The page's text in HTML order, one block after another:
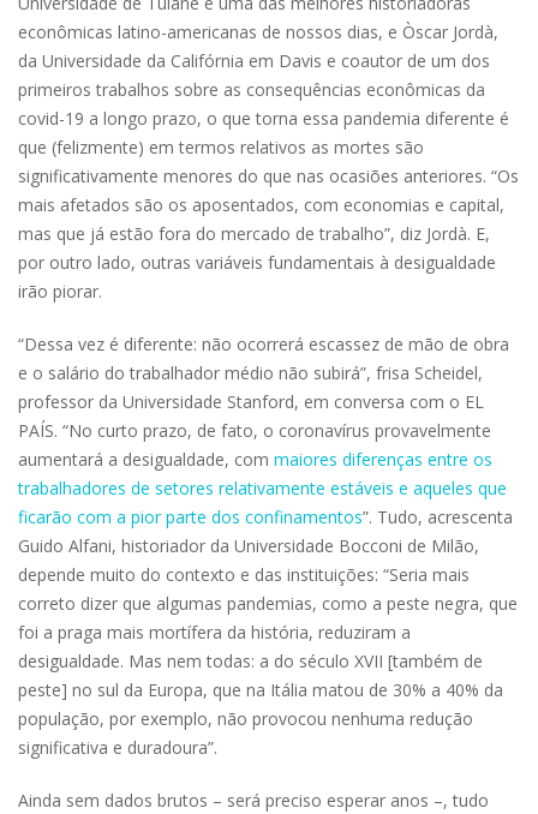
econômicas latino-americanas de nossos dias, e Òscar Jordà,
da Universidade da Califórnia em Davis e coautor de um dos
primeiros trabalhos sobre as consequências econômicas da
covid-19 a longo prazo, o que torna essa pandemia diferente é
que (felizmente) em termos relativos as mortes são
significativamente menores do que nas ocasiões anteriores. “Os
mais afetados são os aposentados, com economias e capital,
mas que já estão fora do mercado de trabalho”, diz Jordà. E,
por outro lado, outras variáveis fundamentais à desigualdade
irão piorar.
“Dessa vez é diferente: não ocorrerá escassez de mão de obra
e o salário do trabalhador médio não subirá”, frisa Scheidel,
professor da Universidade Stanford, em conversa com o EL
PAÍS. “No curto prazo, de fato, o coronavírus provavelmente
aumentará a desigualdade, com maiores diferenças entre os
trabalhadores de setores relativamente estáveis e aqueles que
ficarão com a pior parte dos confinamentos”. Tudo, acrescenta
Guido Alfani, historiador da Universidade Bocconi de Milão,
depende muito do contexto e das instituições: “Seria mais
correto dizer que algumas pandemias, como a peste negra, que
foi a praga mais mortífera da história, reduziram a
desigualdade. Mas nem todas: a do século XVII [também de
peste] no sul da Europa, que na Itália matou de 30% a 40% da
população, por exemplo, não provocou nenhuma redução
significativa e duradoura”.
Ainda sem dados brutos – será preciso esperar anos –, tudo